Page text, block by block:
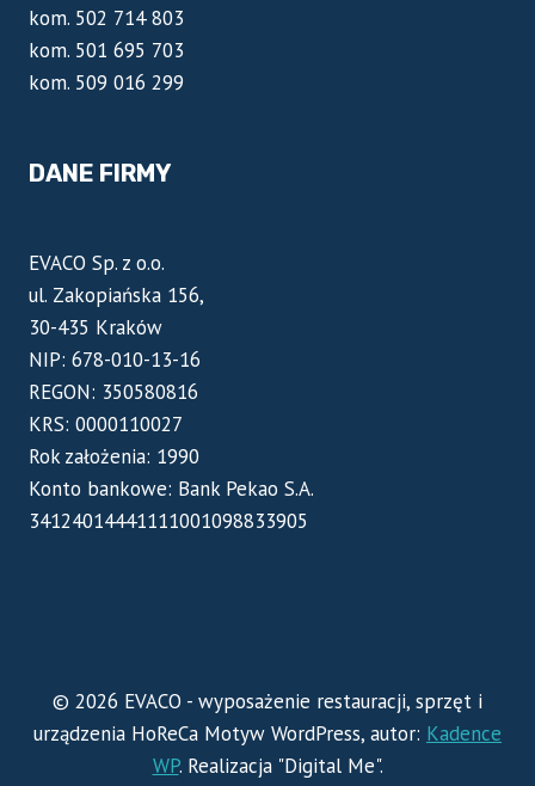
kom. 502 714 803
kom. 501 695 703
kom. 509 016 299
DANE FIRMY
EVACO Sp. z o.o.
ul. Zakopiańska 156,
30-435 Kraków
NIP: 678-010-13-16
REGON: 350580816
KRS: 0000110027
Rok założenia: 1990
Konto bankowe: Bank Pekao S.A.
34124014441111001098833905
© 2026 EVACO - wyposażenie restauracji, sprzęt i
urządzenia HoReCa Motyw WordPress, autor: Kadence
WP. Realizacja "Digital Me".